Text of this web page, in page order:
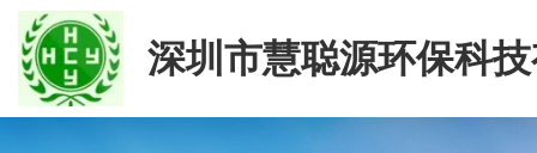
深圳市慧聪源环保科